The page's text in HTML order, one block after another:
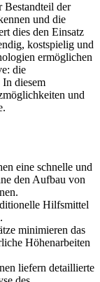
Bestandteil der
und die
dies den Einsatz
kostspielig und
ermöglichen
die
diesem
und
eine schnelle und
den Aufbau von
Hilfsmittel
minimieren das
Höhenarbeiten
liefern detaillierte